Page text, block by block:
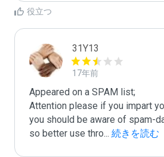
役立つ
31Y13
17年前
Appeared on a SPAM list;
Attention please if you impart
you should be aware of spam-
so better use thro... 続きを読む